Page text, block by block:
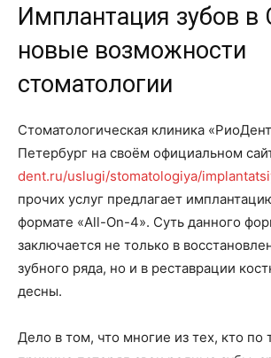
Имплантация зубов в
новые возможности
стоматологии
Стоматологическая клиника
Петербург на своём официальном
dent.ru/uslugi/stomatologiya/
прочих услуг предлагает
формате «All-On-4». Суть данного
заключается не только в
зубного ряда, но и в реставрации
десны.
Дело в том, что многие из тех, кто по